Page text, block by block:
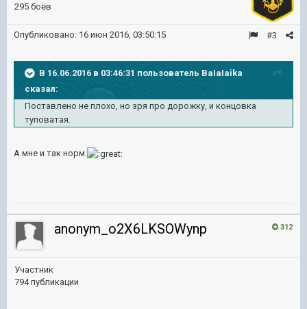
295 боёв
#3
Опубликовано: 16 июн 2016, 03:50:15
В 16.06.2016 в 03:46:31 пользователь BaIaIaika
сказал:
Поставлено не плохо, но зря про дорожку, и концовка
туповатая.
А мне и так норм.
312
anonym_o2X6LKSOWynp
Участник
794 публикации